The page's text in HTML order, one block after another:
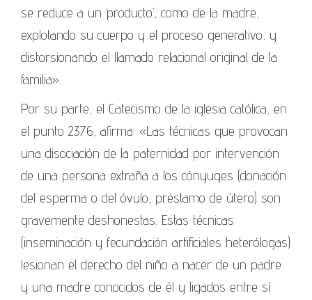
se reduce a un ‘producto’, como de la madre,
explotando su cuerpo y el proceso generativo, y
distorsionando el llamado relacional original de la
familia».
Por su parte, el Catecismo de la iglesia católica, en
el punto 2376, afirma: «Las técnicas que provocan
una disociación de la paternidad por intervención
de una persona extraña a los cónyuges (donación
del esperma o del óvulo, préstamo de útero) son
gravemente deshonestas. Estas técnicas
(inseminación y fecundación artificiales heterólogas)
lesionan el derecho del niño a nacer de un padre
y una madre conocidos de él y ligados entre sí